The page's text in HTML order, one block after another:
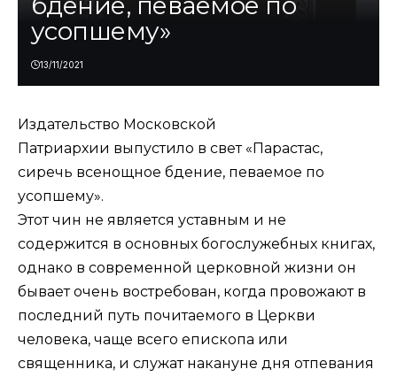
усопшему»
13/11/2021
Издательство Московской
Патриархии выпустило в свет «Парастас,
сиречь всенощное бдение, певаемое по
усопшему».
Этот чин не является уставным и не
содержится в основных богослужебных книгах,
однако в современной церковной жизни он
бывает очень востребован, когда провожают в
последний путь почитаемого в Церкви
человека, чаще всего епископа или
священника, и служат накануне дня отпевания